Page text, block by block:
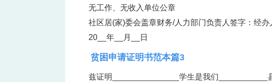
无工作、无收入单位公章
社区居(家)委会盖章财务/人力部门负责人签字：经办
20__年__月__日
贫困申请证明书范本篇3
兹证明_______________学生是我们